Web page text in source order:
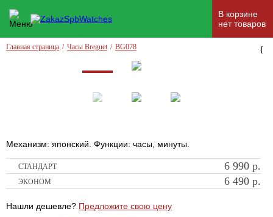
Главная страница / Часы Breguet / BG078
Механизм: японский. Функции: часы, минуты.
СТАНДАРТ 6 990 р.
ЭКОНОМ 6 490 р.
Нашли дешевле? Предложите свою цену
{
В корзине
нет товаров